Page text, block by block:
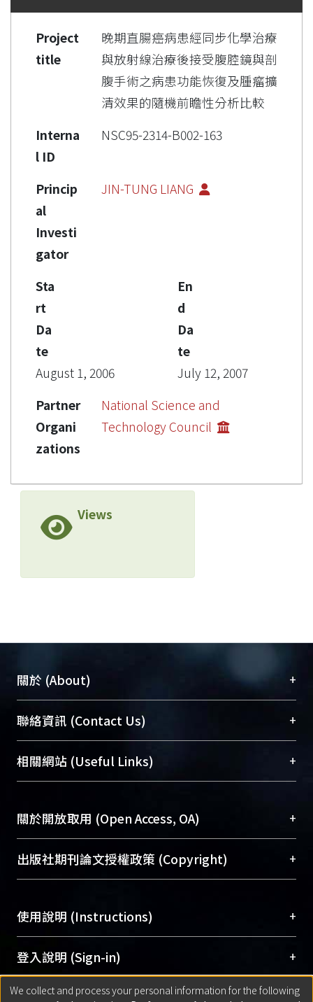
Project
title
晚期直腸癌病患經同步化學治療
與放射線治療後接受腹腔鏡與剖
腹手術之病患功能恢復及腫瘤擴
清效果的隨機前瞻性分析比較
Interna
l ID
NSC95-2314-B002-163
Princip
al
Investi
gator
JIN-TUNG LIANG
Sta
rt
Da
te
August 1, 2006
En
d
Da
te
July 12, 2007
Partner
Organi
zations
National Science and
Technology Council
Views
關於 (About) +
臺大位居世界頂尖大學之列，為永久珍藏及向國際
展現本校豐碩的研究成果及學術能量，圖書館整合
機構典藏（NTUR）與學術庫（AH）不同功能平
台，成為臺大學術典藏NTU scholars。期能整合研
成果。
To permanently archive and promote researcher
profiles and scholarly works, Library integrates the
services of “NTU Repository” with “Academic
聯絡資訊 (Contact Us) +
總館學科館員(Main Library)
醫學圖書館學科館員(Medical Library)
Sciences Library)
相關網站 (Useful Links) +
關於開放取用 (Open Access, OA) +
開放取用是從使用者角度提升資訊取用性的社會運
動，應用在學術研究上是透過將研究著作公開供使
用逐年攀升。同時可加速研究發展、提升研究影響
Archive）平台。 （點選深入了解OA）
出版社期刊論文授權政策 (Copyright) +
含部分內容的版權非匯入者所有，或由第三方贊
助與合作完成，請確認該版權所有者及第三方同
意提供此授權。
Please represent that the submission is your
original work, and that you have the right to
使用說明 (Instructions) +
網站簡介(Quickstart Guide)
使用手冊(Instruction Manual)
線上預約服務(Booking Service)
登入說明 (Sign-in) +
方案一：臺灣大學計算機中心帳號登入
匯入著作 (Submission) +
We collect and process your personal information for the following